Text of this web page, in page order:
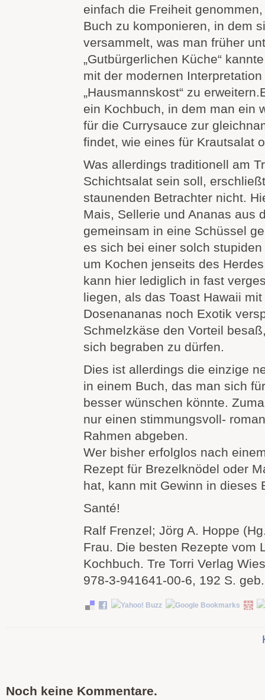
einfach die Freiheit
Buch zu komponieren, in dem
versammelt, was man früher
„Gutbürgerlichen Küche“
mit der modernen Interpretation
„Hausmannskost“ zu
ein Kochbuch, in dem man ein
für die Currysauce zur
findet, wie eines für Krautsalat
Was allerdings traditionell am
Schichtsalat sein soll,
staunenden Betrachter nicht.
Mais, Sellerie und Ananas aus
gemeinsam in eine Schüssel
es sich bei einer solch
um Kochen jenseits des
kann hier lediglich in fast
liegen, als das Toast Hawaii
Dosenananas noch Exotik
Schmelzkäse den Vorteil
sich begraben zu dürfen.
Dies ist allerdings die einzige
in einem Buch, das man sich
besser wünschen könnte.
nur einen stimmungsvoll-
Rahmen abgeben.
Wer bisher erfolglos nach
Rezept für Brezelknödel oder
hat, kann mit Gewinn in dieses
Santé!
Ralf Frenzel; Jörg A. Hoppe
Frau. Die besten Rezepte vom
Kochbuch. Tre Torri Verlag
978-3-941641-00-6, 192 S.
Noch keine Kommentare.